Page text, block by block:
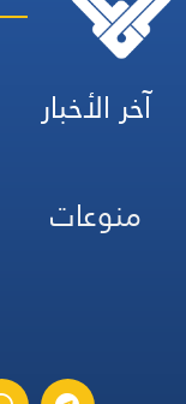
آخر الأخبار
منوعات